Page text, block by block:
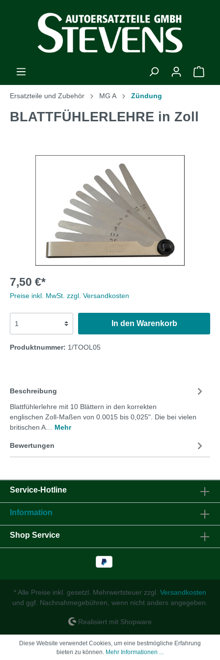
Ersatzteile und Zubehör MG A Zündung
BLATTFÜHLERLEHRE in Zoll
7,50 €*
Preise inkl. MwSt. zzgl. Versandkosten
In den Warenkorb
Produktnummer: 1/TOOL05
Beschreibung
Blattfühlerlehre mit 10 Blättern in den korrekten
englischen Zoll-Maßen von 0.0015 bis 0,025". Die bei vielen
britischen A… Mehr
Bewertungen
Service-Hotline
Information
Shop Service
* Alle Preise inkl. gesetzl. Mehrwertsteuer zzgl. Versandkosten
und ggf. Nachnahmegebühren, wenn nicht anders angegeben.
Realisiert mit Shopware
Diese Website verwendet Cookies, um eine bestmögliche Erfahrung
bieten zu können. Mehr Informationen ...